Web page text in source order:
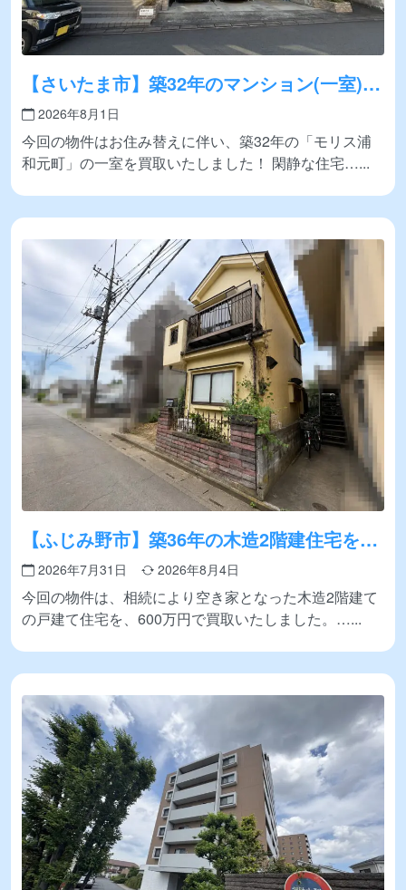
【さいたま市】築32年のマンション(一室)を
買取いたしました！
2026年8月1日
今回の物件はお住み替えに伴い、築32年の「モリス浦
和元町」の一室を買取いたしました！ 閑静な住宅…
【ふじみ野市】築36年の木造2階建住宅を買
取いたしました!
2026年7月31日 2026年8月4日
今回の物件は、相続により空き家となった木造2階建て
の戸建て住宅を、600万円で買取いたしました。…